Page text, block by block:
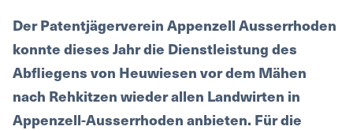
Der Patentjägerverein Appenzell Ausserrhoden
konnte dieses Jahr die Dienstleistung des
Abfliegens von Heuwiesen vor dem Mähen
nach Rehkitzen wieder allen Landwirten in
Appenzell-Ausserrhoden anbieten. Für die